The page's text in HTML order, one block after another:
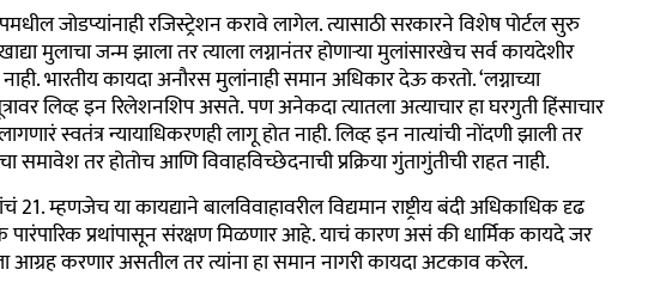
जोडप्यांनाही रजिस्ट्रेशन करावे लागेल. त्यासाठी सरकारने विशेष पोर्टल सुरु
मुलाचा जन्म झाला तर त्याला लग्नानंतर होणाऱ्या मुलांसारखेच सर्व कायदेशीर
भारतीय कायदा अनौरस मुलांनाही समान अधिकार देऊ करतो. ‘लग्नाच्या
लिव्ह इन रिलेशनशिप असते. पण अनेकदा त्यातला अत्याचार हा घरगुती हिंसाचार
स्वतंत्र न्यायाधिकरणही लागू होत नाही. लिव्ह इन नात्यांची नोंदणी झाली तर
समावेश तर होतोच आणि विवाहविच्छेदनाची प्रक्रिया गुंतागुंतीची राहत नाही.
म्हणजेच या कायद्याने बालविवाहावरील विद्यमान राष्ट्रीय बंदी अधिकाधिक दृढ
प्रथांपासून संरक्षण मिळणार आहे. याचं कारण असं की धार्मिक कायदे जर
आग्रह करणार असतील तर त्यांना हा समान नागरी कायदा अटकाव करेल.